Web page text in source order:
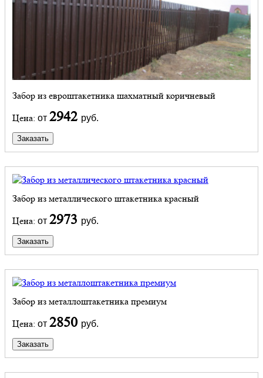
Забор из евроштакетника шахматный коричневый
Цена: от 2942 руб.
Заказать
Забор из металлического штакетника красный
Цена: от 2973 руб.
Заказать
Забор из металлоштакетника премиум
Цена: от 2850 руб.
Заказать